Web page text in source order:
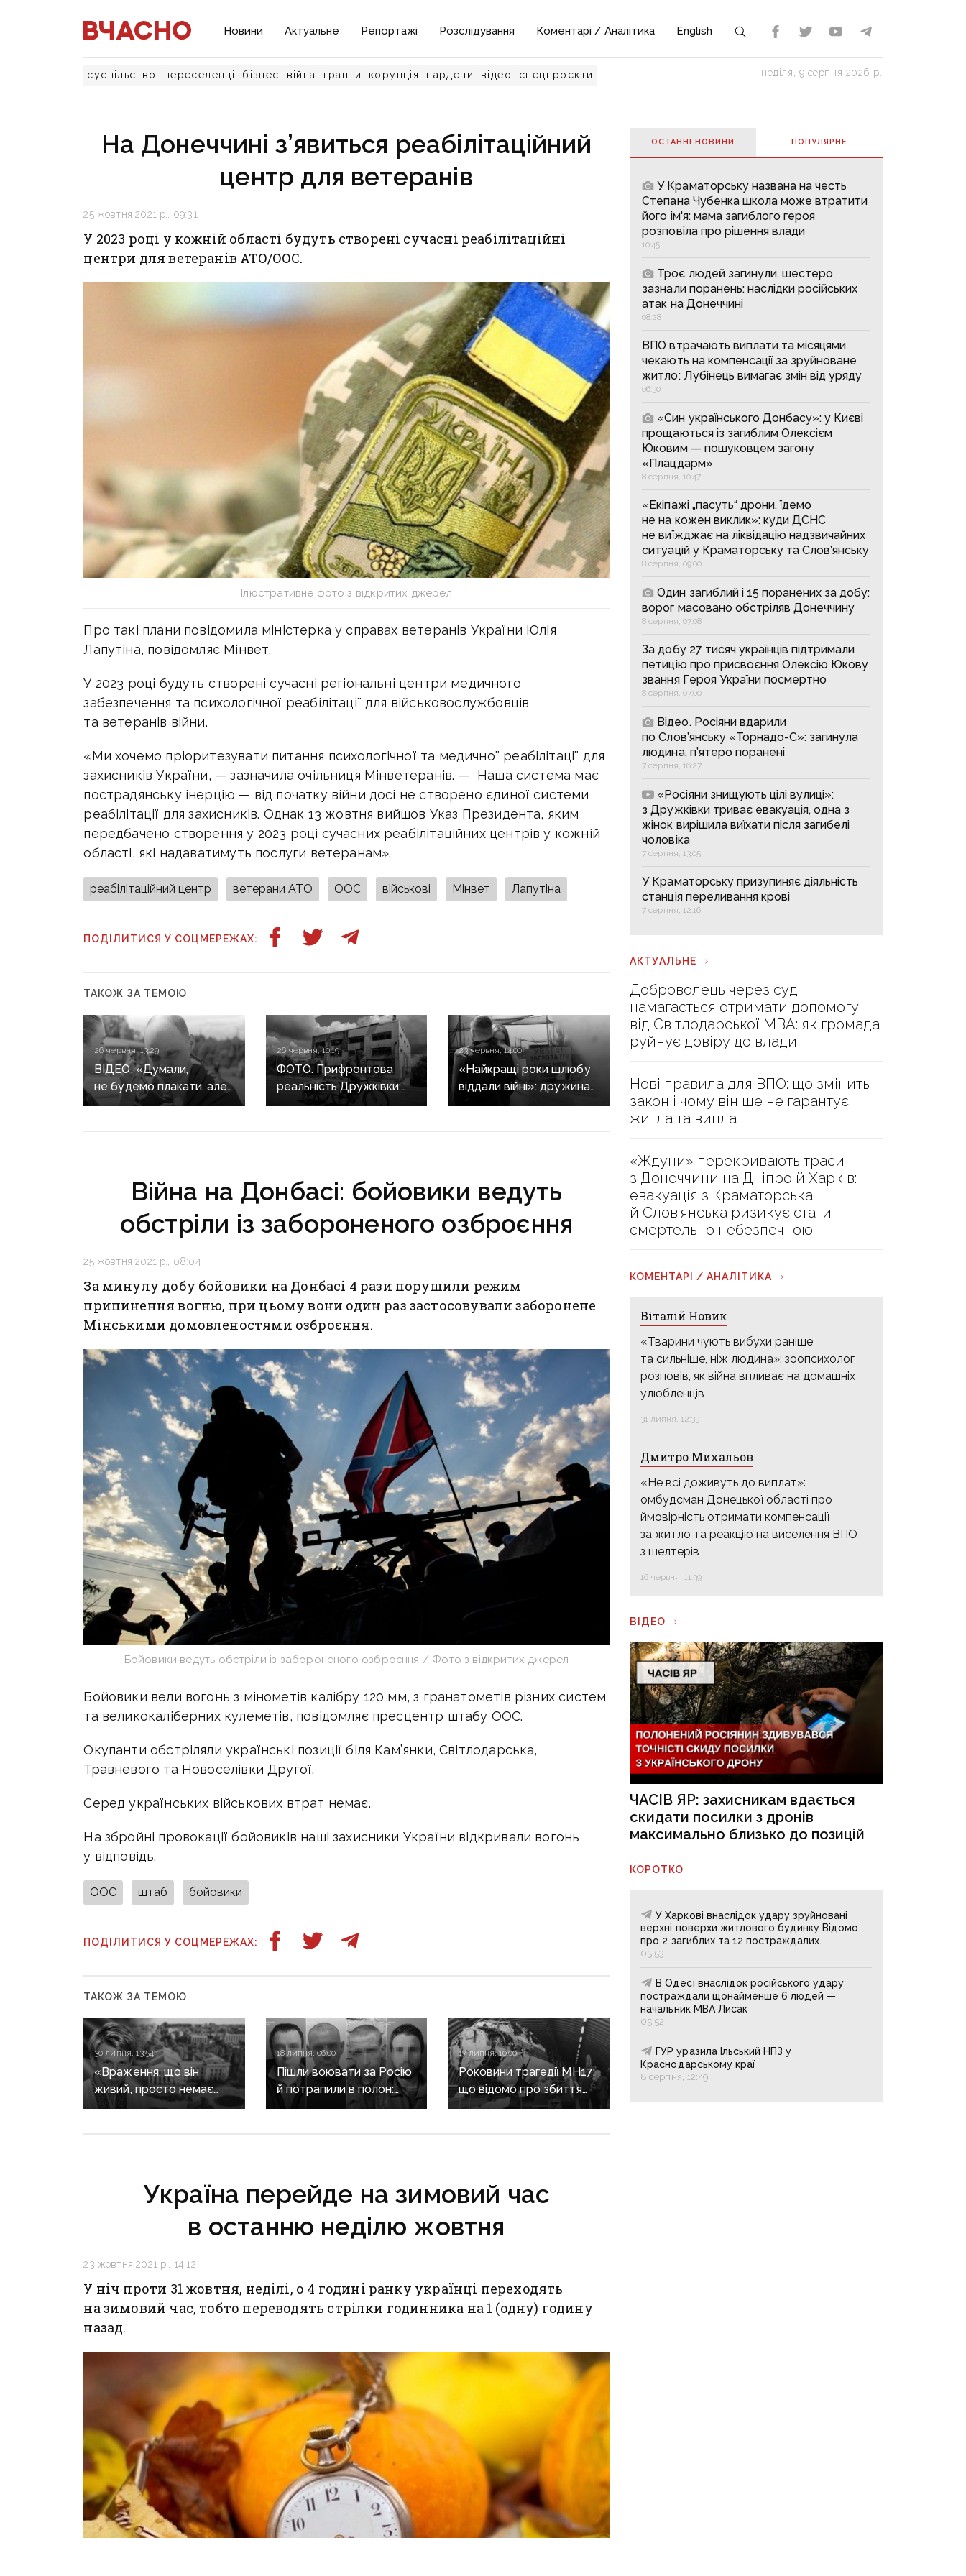
Новини Актуальне Репортажі Розслідування Коментарі / Аналітика English
суспільство переселенці бізнес війна гранти корупція нардепи відео спецпроєкти неділя, 9 серпня 2026 р.
На Донеччині з’явиться реабілітаційний
центр для ветеранів
25 жовтня 2021 р., 09:31
У 2023 році у кожній області будуть створені сучасні реабілітаційні
центри для ветеранів АТО/ООС.
Ілюстративне фото з відкритих джерел
Про такі плани повідомила міністерка у справах ветеранів України Юлія
Лапутіна, повідомляє Мінвет.
У 2023 році будуть створені сучасні регіональні центри медичного
забезпечення та психологічної реабілітації для військовослужбовців
та ветеранів війни.
«Ми хочемо пріоритезувати питання психологічної та медичної реабілітації для
захисників України, — зазначила очільниця Мінветеранів. — Наша система має
пострадянську інерцію — від початку війни досі не створено єдиної системи
реабілітації для захисників. Однак 13 жовтня вийшов Указ Президента, яким
передбачено створення у 2023 році сучасних реабілітаційних центрів у кожній
області, які надаватимуть послуги ветеранам».
реабілітаційний центр ветерани АТО ООС військові Мінвет Лапутіна
ПОДІЛИТИСЯ У СОЦМЕРЕЖАХ:
ТАКОЖ ЗА ТЕМОЮ
26 червня, 13:29
ВІДЕО. «Думали,
не будемо плакати, але
це неможливо»: перші
26 червня, 10:19
ФОТО. Прифронтова
реальність Дружківки:
дрони, КАБи
23 червня, 14:00
«Найкращі роки шлюбу
віддали війні»: дружина
військового щомісяця їде
Війна на Донбасі: бойовики ведуть
обстріли із забороненого озброєння
25 жовтня 2021 р., 08:04
За минулу добу бойовики на Донбасі 4 рази порушили режим
припинення вогню, при цьому вони один раз застосовували заборонене
Мінськими домовленостями озброєння.
Бойовики ведуть обстріли із забороненого озброєння / Фото з відкритих джерел
Бойовики вели вогонь з мінометів калібру 120 мм, з гранатометів різних систем
та великокаліберних кулеметів, повідомляє пресцентр штабу ООС.
Окупанти обстріляли українські позиції біля Кам’янки, Світлодарська,
Травневого та Новоселівки Другої.
Серед українських військових втрат немає.
На збройні провокації бойовиків наші захисники України відкривали вогонь
у відповідь.
ООС штаб бойовики
ПОДІЛИТИСЯ У СОЦМЕРЕЖАХ:
ТАКОЖ ЗА ТЕМОЮ
30 липня, 13:54
«Враження, що він
живий, просто немає
можливості приїхати»:
18 липня, 06:00
Пішли воювати за Росію
й потрапили в полон:
бойовиків з Донеччини
17 липня, 10:00
Роковини трагедії MH17:
що відомо про збиття
боїнга на Донбасі після
Україна перейде на зимовий час
в останню неділю жовтня
23 жовтня 2021 р., 14:12
У ніч проти 31 жовтня, неділі, о 4 годині ранку українці переходять
на зимовий час, тобто переводять стрілки годинника на 1 (одну) годину
назад.
ОСТАННІ НОВИНИ ПОПУЛЯРНE
У Краматорську названа на честь
Степана Чубенка школа може втратити
його ім'я: мама загиблого героя
розповіла про рішення влади
10:45
Троє людей загинули, шестеро
зазнали поранень: наслідки російських
атак на Донеччині
08:28
ВПО втрачають виплати та місяцями
чекають на компенсації за зруйноване
житло: Лубінець вимагає змін від уряду
06:30
«Син українського Донбасу»: у Києві
прощаються із загиблим Олексієм
Юковим — пошуковцем загону
«Плацдарм»
8 серпня, 10:47
«Екіпажі „пасуть“ дрони, їдемо
не на кожен виклик»: куди ДСНС
не виїжджає на ліквідацію надзвичайних
ситуацій у Краматорську та Слов’янську
8 серпня, 09:00
Один загиблий і 15 поранених за добу:
ворог масовано обстріляв Донеччину
8 серпня, 07:08
За добу 27 тисяч українців підтримали
петицію про присвоєння Олексію Юкову
звання Героя України посмертно
8 серпня, 07:00
Відео. Росіяни вдарили
по Слов’янську «Торнадо-С»: загинула
людина, п’ятеро поранені
7 серпня, 16:27
«Росіяни знищують цілі вулиці»:
з Дружківки триває евакуація, одна з
жінок вирішила виїхати після загибелі
чоловіка
7 серпня, 13:05
У Краматорську призупиняє діяльність
станція переливання крові
7 серпня, 12:16
АКТУАЛЬНЕ
Доброволець через суд
намагається отримати допомогу
від Світлодарської МВА: як громада
руйнує довіру до влади
Нові правила для ВПО: що змінить
закон і чому він ще не гарантує
житла та виплат
«Ждуни» перекривають траси
з Донеччини на Дніпро й Харків:
евакуація з Краматорська
й Слов’янська ризикує стати
смертельно небезпечною
КОМЕНТАРІ / АНАЛІТИКА
Віталій Новик
«Тварини чують вибухи раніше
та сильніше, ніж людина»: зоопсихолог
розповів, як війна впливає на домашніх
улюбленців
31 липня, 12:33
Дмитро Михальов
«Не всі доживуть до виплат»:
омбудсман Донецької області про
ймовірність отримати компенсації
за житло та реакцію на виселення ВПО
з шелтерів
16 червня, 11:39
ВІДЕО
ЧАСІВ ЯР: захисникам вдається
скидати посилки з дронів
максимально близько до позицій
КОРОТКО
У Харкові внаслідок удару зруйновані
верхні поверхи житлового будинку Відомо
про 2 загиблих та 12 постраждалих.
05:53
В Одесі внаслідок російського удару
постраждали щонайменше 6 людей —
начальник МВА Лисак
05:52
ГУР уразила Ільський НПЗ у
Краснодарському краї
8 серпня, 12:49